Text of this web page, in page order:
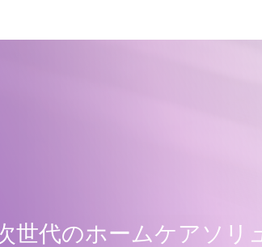
代のホームケアソリ